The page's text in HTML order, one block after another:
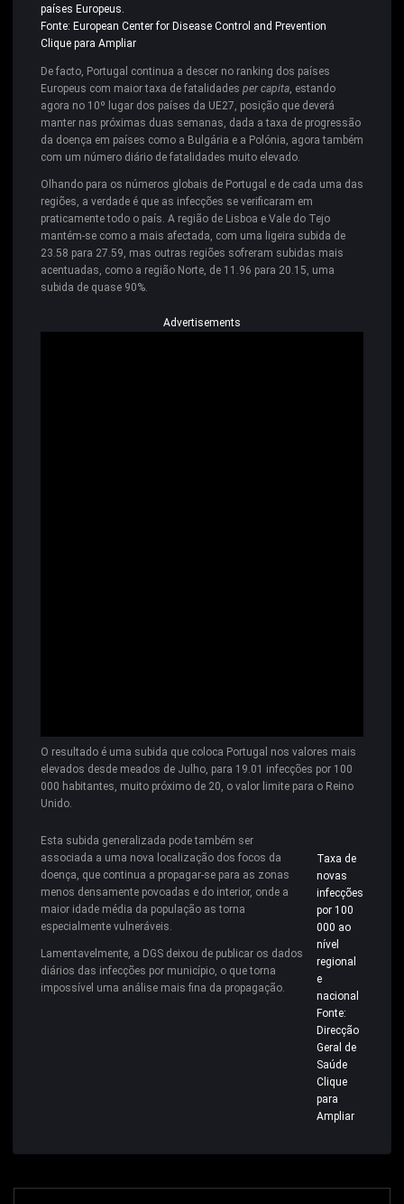
países Europeus.
Fonte: European Center for Disease Control and Prevention
Clique para Ampliar
De facto, Portugal continua a descer no ranking dos países
Europeus com maior taxa de fatalidades per capita, estando
agora no 10º lugar dos países da UE27, posição que deverá
manter nas próximas duas semanas, dada a taxa de progressão
da doença em países como a Bulgária e a Polónia, agora também
com um número diário de fatalidades muito elevado.
Olhando para os números globais de Portugal e de cada uma das
regiões, a verdade é que as infecções se verificaram em
praticamente todo o país. A região de Lisboa e Vale do Tejo
mantém-se como a mais afectada, com uma ligeira subida de
23.58 para 27.59, mas outras regiões sofreram subidas mais
acentuadas, como a região Norte, de 11.96 para 20.15, uma
subida de quase 90%.
Advertisements
O resultado é uma subida que coloca Portugal nos valores mais
elevados desde meados de Julho, para 19.01 infecções por 100
000 habitantes, muito próximo de 20, o valor limite para o Reino
Unido.
Taxa de
novas
infecções
por 100
000 ao
nível
regional
e
nacional
Fonte:
Direcção
Geral de
Saúde
Clique
para
Ampliar
Esta subida generalizada pode também ser
associada a uma nova localização dos focos da
doença, que continua a propagar-se para as zonas
menos densamente povoadas e do interior, onde a
maior idade média da população as torna
especialmente vulneráveis.
Lamentavelmente, a DGS deixou de publicar os dados
diários das infecções por município, o que torna
impossível uma análise mais fina da propagação.